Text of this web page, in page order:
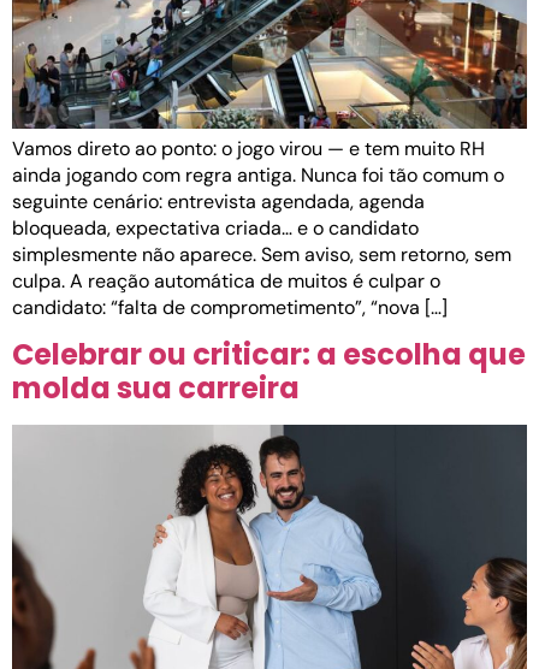
Vamos direto ao ponto: o jogo virou — e tem muito RH
ainda jogando com regra antiga. Nunca foi tão comum o
seguinte cenário: entrevista agendada, agenda
bloqueada, expectativa criada… e o candidato
simplesmente não aparece. Sem aviso, sem retorno, sem
culpa. A reação automática de muitos é culpar o
candidato: “falta de comprometimento”, “nova […]
Celebrar ou criticar: a escolha que
molda sua carreira